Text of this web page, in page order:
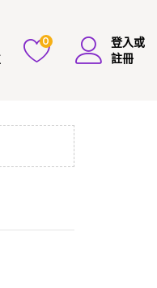
0
登入或
註冊